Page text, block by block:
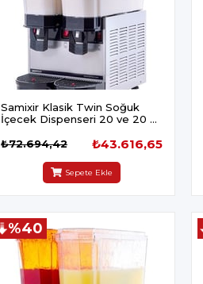
Samixir Klasik Twin Soğuk
İçecek Dispenseri 20 ve 20 L
₺43.616,65
₺72.694,42
Sepete Ekle
%40